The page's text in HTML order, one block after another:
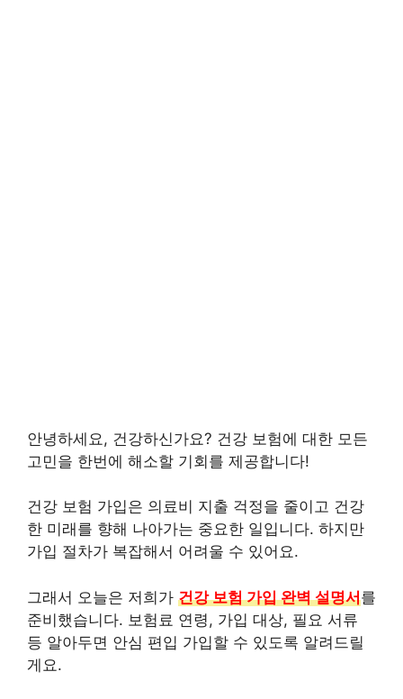
안녕하세요, 건강하신가요? 건강 보험에 대한 모든
고민을 한번에 해소할 기회를 제공합니다!
건강 보험 가입은 의료비 지출 걱정을 줄이고 건강
한 미래를 향해 나아가는 중요한 일입니다. 하지만
가입 절차가 복잡해서 어려울 수 있어요.
그래서 오늘은 저희가 건강 보험 가입 완벽 설명서를
준비했습니다. 보험료 연령, 가입 대상, 필요 서류
등 알아두면 안심 편입 가입할 수 있도록 알려드릴
게요.